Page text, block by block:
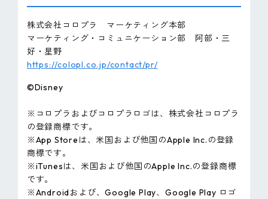
株式会社コロプラ マーケティング本部
マーケティング・コミュニケーション部 阿部・三
好・星野
https://colopl.co.jp/contact/pr/
©Disney
※コロプラおよびコロプラロゴは、株式会社コロプラ
の登録商標です。
※App Storeは、米国および他国のApple Inc.の登録
商標です。
※iTunesは、米国および他国のApple Inc.の登録商標
です。
※Androidおよび、Google Play、Google Play ロゴ